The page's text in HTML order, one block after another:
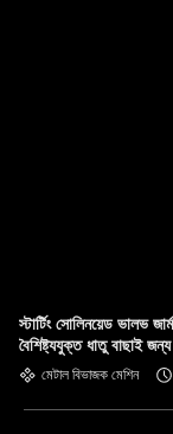
স্টার্টিং সোলিনয়েড ভালভ
বৈশিষ্ট্যযুক্ত ধাতু বাছাই
মেটাল বিভাজক মেশিন